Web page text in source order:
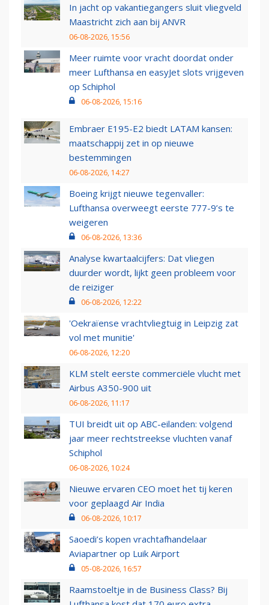
In jacht op vakantiegangers sluit vliegveld
Maastricht zich aan bij ANVR
06-08-2026, 15:56
Meer ruimte voor vracht doordat onder
meer Lufthansa en easyJet slots vrijgeven
op Schiphol
06-08-2026, 15:16
Embraer E195-E2 biedt LATAM kansen:
maatschappij zet in op nieuwe
bestemmingen
06-08-2026, 14:27
Boeing krijgt nieuwe tegenvaller:
Lufthansa overweegt eerste 777-9’s te
weigeren
06-08-2026, 13:36
Analyse kwartaalcijfers: Dat vliegen
duurder wordt, lijkt geen probleem voor
de reiziger
06-08-2026, 12:22
'Oekraïense vrachtvliegtuig in Leipzig zat
vol met munitie'
06-08-2026, 12:20
KLM stelt eerste commerciële vlucht met
Airbus A350-900 uit
06-08-2026, 11:17
TUI breidt uit op ABC-eilanden: volgend
jaar meer rechtstreekse vluchten vanaf
Schiphol
06-08-2026, 10:24
Nieuwe ervaren CEO moet het tij keren
voor geplaagd Air India
06-08-2026, 10:17
Saoedi’s kopen vrachtafhandelaar
Aviapartner op Luik Airport
05-08-2026, 16:57
Raamstoeltje in de Business Class? Bij